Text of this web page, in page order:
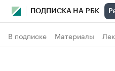
ПОДПИСКА НА РБК
В подписке Материалы